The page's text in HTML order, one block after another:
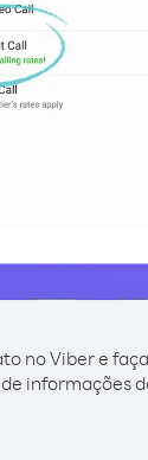
no Viber e
informações